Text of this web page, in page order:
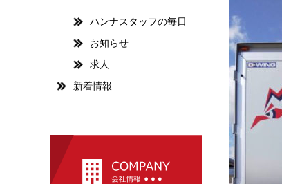
ハンナスタッフの毎日
お知らせ
求人
新着情報